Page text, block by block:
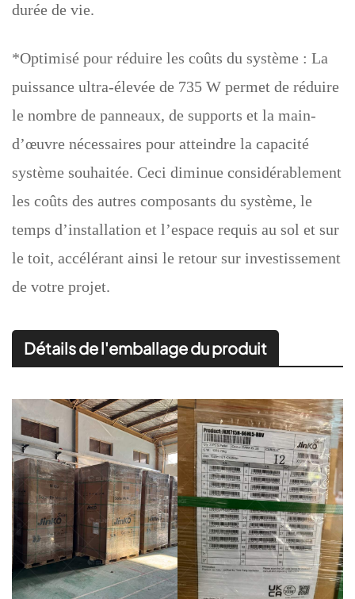
durée de vie.
*Optimisé pour réduire les coûts du système : La
puissance ultra-élevée de 735 W permet de réduire
le nombre de panneaux, de supports et la main-
d’œuvre nécessaires pour atteindre la capacité
système souhaitée. Ceci diminue considérablement
les coûts des autres composants du système, le
temps d’installation et l’espace requis au sol et sur
le toit, accélérant ainsi le retour sur investissement
de votre projet.
Détails de l'emballage du produit